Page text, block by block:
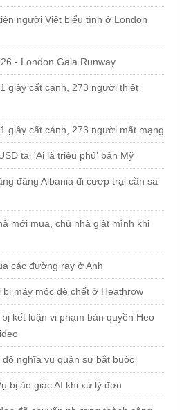
người Việt biểu tình ở London
- London Gala Runway
giây cất cánh, 273 người thiệt
giây cất cánh, 273 người mất mạng
tại 'Ai là triệu phú' bản Mỹ
đảng Albania đi cướp trại cần sa
mới mua, chủ nhà giật mình khi
các đường ray ở Anh
máy móc đè chết ở Heathrow
kết luận vi phạm bản quyền Heo
nghĩa vụ quân sự bắt buộc
bị ảo giác AI khi xử lý đơn